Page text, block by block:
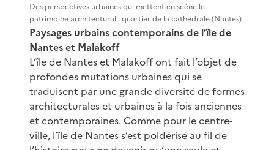
Des perspectives urbaines qui mettent en scène le
patrimoine architectural : quartier de la cathédrale (Nantes)
Paysages urbains contemporains de l’île de
Nantes et Malakoff
L’île de Nantes et Malakoff ont fait l’objet de
profondes mutations urbaines qui se
traduisent par une grande diversité de formes
architecturales et urbaines à la fois anciennes
et contemporaines. Comme pour le centre-
ville, l’île de Nantes s’est poldérisé au fil de